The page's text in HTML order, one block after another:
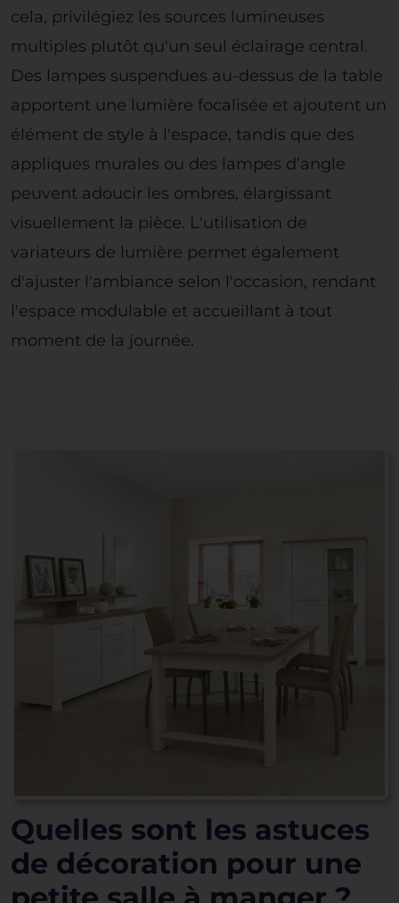
cela, privilégiez les sources lumineuses
multiples plutôt qu'un seul éclairage central.
Des lampes suspendues au-dessus de la table
apportent une lumière focalisée et ajoutent un
élément de style à l'espace, tandis que des
appliques murales ou des lampes d’angle
peuvent adoucir les ombres, élargissant
visuellement la pièce. L'utilisation de
variateurs de lumière permet également
d'ajuster l'ambiance selon l'occasion, rendant
l'espace modulable et accueillant à tout
moment de la journée.
Quelles sont les astuces
de décoration pour une